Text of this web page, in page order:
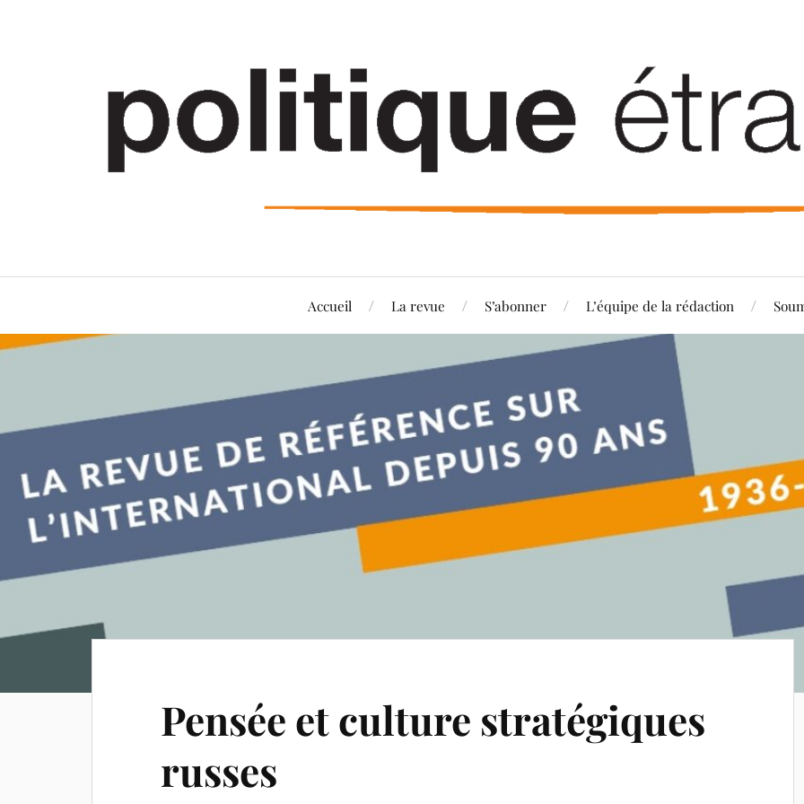
Accueil La revue S’abonner L’équipe de la rédaction
Pensée et culture stratégiques
russes